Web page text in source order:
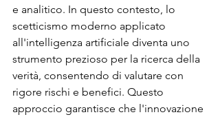
e analitico. In questo contesto, lo
scetticismo moderno applicato
all'intelligenza artificiale diventa uno
strumento prezioso per la ricerca della
verità, consentendo di valutare con
rigore rischi e benefici. Questo
approccio garantisce che l'innovazione